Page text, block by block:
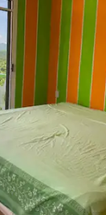
de 5, 197 reseñas